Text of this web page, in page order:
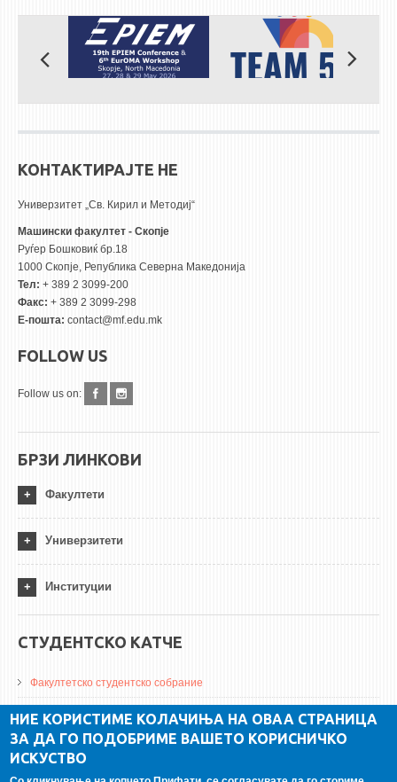
КОНТАКТИРАЈТЕ НЕ
Универзитет „Св. Кирил и Методиј“
Машински факултет - Скопје
Руѓер Бошковиќ бр.18
1000 Скопје, Република Северна Македонија
Тел: + 389 2 3099-200
Факс: + 389 2 3099-298
Е-пошта: contact@mf.edu.mk
FOLLOW US
Follow us on:
БРЗИ ЛИНКОВИ
Факултети
Универзитети
Институции
СТУДЕНТСКО КАТЧЕ
Факултетско студентско собрание
ДА Винчи магазин
Алумни асоцијација
НИЕ КОРИСТИМЕ КОЛАЧИЊА НА ОВАА СТРАНИЦА
ЗА ДА ГО ПОДОБРИМЕ ВАШЕТО КОРИСНИЧКО
ИСКУСТВО